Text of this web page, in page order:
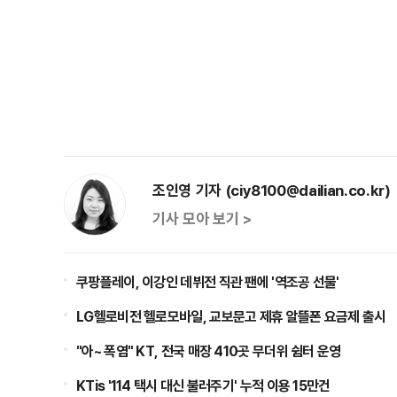
조인영 기자 (ciy8100@dailian.co.kr)
기사 모아 보기 >
쿠팡플레이, 이강인 데뷔전 직관 팬에 '역조공 선물'
LG헬로비전 헬로모바일, 교보문고 제휴 알뜰폰 요금제 출시
"아~ 폭염" KT, 전국 매장 410곳 무더위 쉼터 운영
KTis '114 택시 대신 불러주기' 누적 이용 15만건